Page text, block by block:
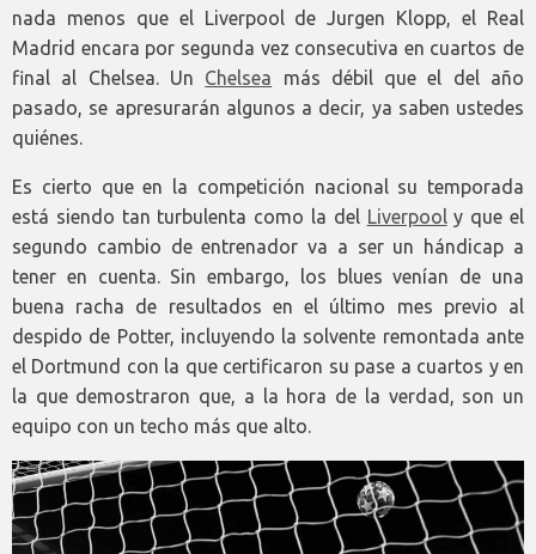
nada menos que el Liverpool de Jurgen Klopp, el Real
Madrid encara por segunda vez consecutiva en cuartos de
final al Chelsea. Un Chelsea más débil que el del año
pasado, se apresurarán algunos a decir, ya saben ustedes
quiénes.
Es cierto que en la competición nacional su temporada
está siendo tan turbulenta como la del Liverpooly que el
segundo cambio de entrenador va a ser un hándicap a
tener en cuenta. Sin embargo, los blues venían de una
buena racha de resultados en el último mes previo al
despido de Potter, incluyendo la solvente remontada ante
el Dortmund con la que certificaron su pase a cuartos y en
la que demostraron que, a la hora de la verdad, son un
equipo con un techo más que alto.